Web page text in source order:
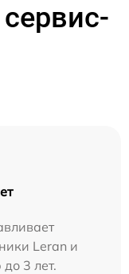
Leran и
3 лет.